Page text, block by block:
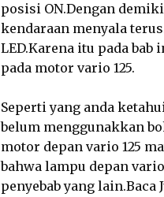
posisi ON.Dengan
kendaraan menyala
LED.Karena itu pada bab
pada motor vario 125.
Seperti yang anda
belum menggunakkan
motor depan vario 125
bahwa lampu depan
penyebab yang lain.Baca